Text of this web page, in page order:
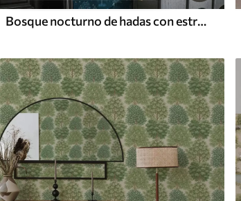
Bosque nocturno de hadas con estrellas y árboles decorativos